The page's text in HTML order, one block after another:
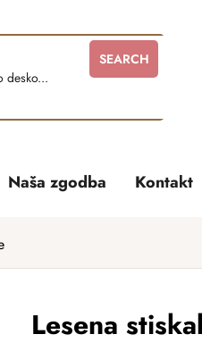
SEARCH
Naša zgodba Kontakt
Lesena